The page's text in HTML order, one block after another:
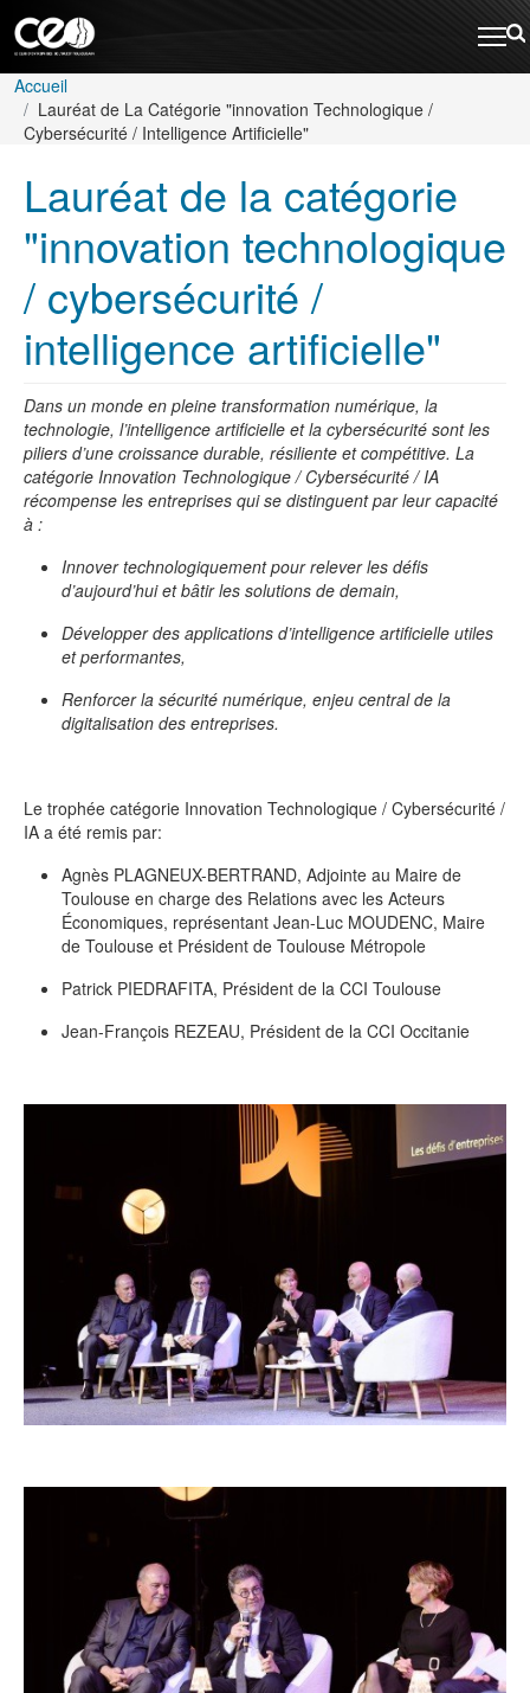
Aller au contenu principal
Fil d'Ariane
Accueil
Lauréat de La Catégorie "innovation Technologique /
Cybersécurité / Intelligence Artificielle"
Lauréat de la catégorie
"innovation technologique
/ cybersécurité /
intelligence artificielle"
Dans un monde en pleine transformation numérique, la
technologie, l’intelligence artificielle et la cybersécurité sont les
piliers d’une croissance durable, résiliente et compétitive. La
catégorie Innovation Technologique / Cybersécurité / IA
récompense les entreprises qui se distinguent par leur capacité
à :
Innover technologiquement pour relever les défis
d’aujourd’hui et bâtir les solutions de demain,
Développer des applications d’intelligence artificielle utiles
et performantes,
Renforcer la sécurité numérique, enjeu central de la
digitalisation des entreprises.
Le trophée catégorie Innovation Technologique / Cybersécurité /
IA a été remis par:
Agnès PLAGNEUX-BERTRAND, Adjointe au Maire de
Toulouse en charge des Relations avec les Acteurs
Économiques, représentant Jean-Luc MOUDENC, Maire
de Toulouse et Président de Toulouse Métropole
Patrick PIEDRAFITA, Président de la CCI Toulouse
Jean-François REZEAU, Président de la CCI Occitanie